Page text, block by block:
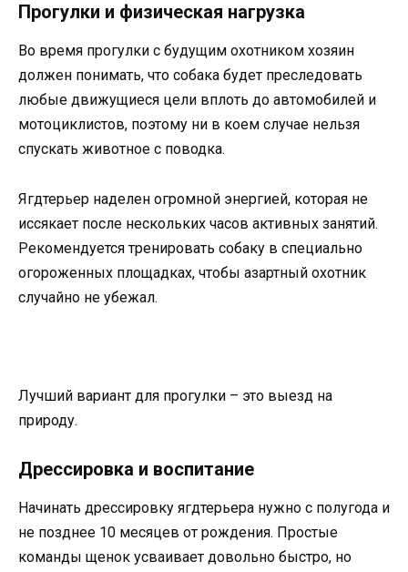
Прогулки и физическая нагрузка
Во время прогулки с будущим охотником хозяин
должен понимать, что собака будет преследовать
любые движущиеся цели вплоть до автомобилей и
мотоциклистов, поэтому ни в коем случае нельзя
спускать животное с поводка.
Ягдтерьер наделен огромной энергией, которая не
иссякает после нескольких часов активных занятий.
Рекомендуется тренировать собаку в специально
огороженных площадках, чтобы азартный охотник
случайно не убежал.
Лучший вариант для прогулки – это выезд на
природу.
Дрессировка и воспитание
Начинать дрессировку ягдтерьера нужно с полугода и
не позднее 10 месяцев от рождения. Простые
команды щенок усваивает довольно быстро, но